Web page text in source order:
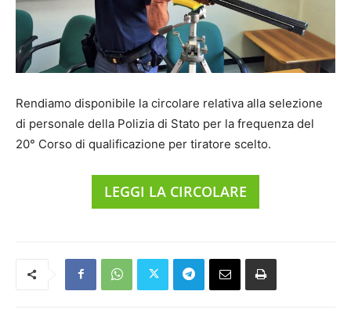
Rendiamo disponibile la circolare relativa alla selezione
di personale della Polizia di Stato per la frequenza del
20° Corso di qualificazione per tiratore scelto.
LEGGI LA CIRCOLARE